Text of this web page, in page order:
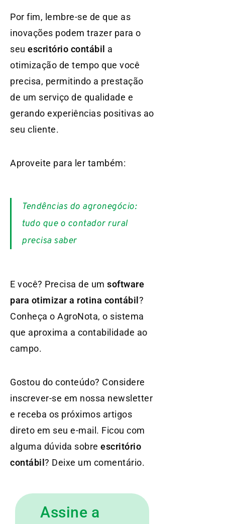
Por fim, lembre-se de que as
inovações podem trazer para o
seu escritório contábil a
otimização de tempo que você
precisa, permitindo a prestação
de um serviço de qualidade e
gerando experiências positivas ao
seu cliente.
Aproveite para ler também:
Tendências do agronegócio:
tudo que o contador rural
precisa saber
E você? Precisa de um software
para otimizar a rotina contábil?
Conheça o AgroNota, o sistema
que aproxima a contabilidade ao
campo.
Gostou do conteúdo? Considere
inscrever-se em nossa newsletter
e receba os próximos artigos
direto em seu e-mail. Ficou com
alguma dúvida sobre escritório
contábil? Deixe um comentário.
Assine a